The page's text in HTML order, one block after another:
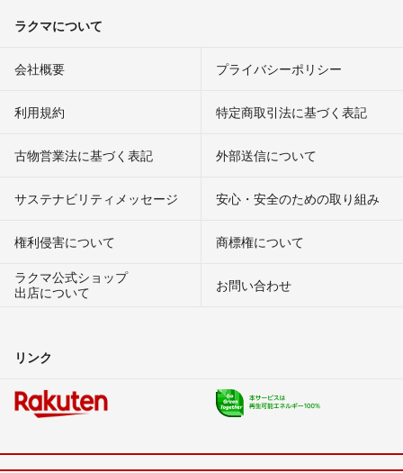
ラクマについて
会社概要 プライバシーポリシー
利用規約 特定商取引法に基づく表記
古物営業法に基づく表記 外部送信について
サステナビリティメッセージ 安心・安全のための取り組み
権利侵害について
商標権について
ラクマ公式ショップ
出店について
お問い合わせ
リンク